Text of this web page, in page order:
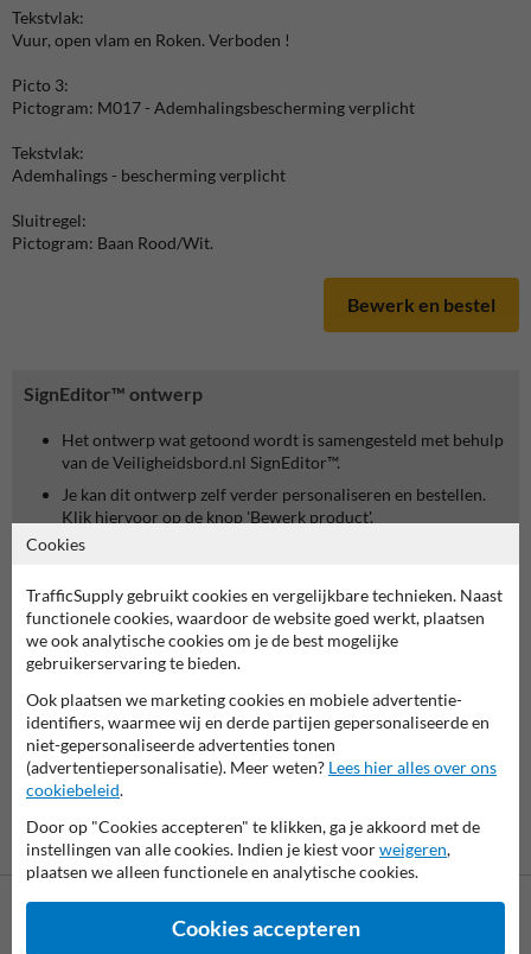
SignEditor™ ontwerp
Het ontwerp wat getoond wordt is samengesteld met behulp
van de Veiligheidsbord.nl SignEditor™.
Je kan dit ontwerp zelf verder personaliseren en bestellen.
Klik hiervoor op de knop 'Bewerk product'.
7061reviews
Tekstvlak:
Vuur, open vlam en Roken. Verboden !
Picto 3:
Pictogram: M017 - Ademhalingsbescherming verplicht
Tekstvlak:
Ademhalings - bescherming verplicht
Sluitregel:
Pictogram: Baan Rood/Wit.
Bewerk en bestel
Cookies
TrafficSupply gebruikt cookies en vergelijkbare technieken. Naast
functionele cookies, waardoor de website goed werkt, plaatsen
we ook analytische cookies om je de best mogelijke
gebruikerservaring te bieden.
Ook plaatsen we marketing cookies en mobiele advertentie-
identifiers, waarmee wij en derde partijen gepersonaliseerde en
niet-gepersonaliseerde advertenties tonen
(advertentiepersonalisatie). Meer weten? Lees hier alles over ons
cookiebeleid.
Door op "Cookies accepteren" te klikken, ga je akkoord met de
instellingen van alle cookies. Indien je kiest voorweigeren,
plaatsen we alleen functionele en analytische cookies.
Cookies accepteren